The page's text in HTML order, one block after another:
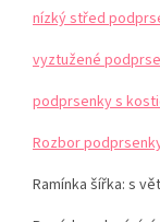
nízký střed
vyztužené
podprsenky s
Rozbor
Ramínka šířka: s